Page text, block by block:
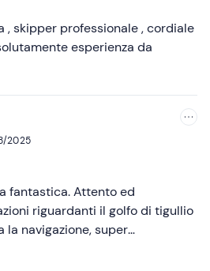
Meno recenti
Più alte
Più basse
, skipper professionale , cordiale
esperienza da
2025
fantastica. Attento ed
riguardanti il golfo di tigullio
navigazione, super